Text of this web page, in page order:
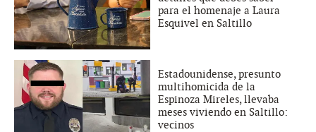
para el homenaje a Laura
Esquivel en Saltillo
Estadounidense, presunto
multihomicida de la
Espinoza Mireles, llevaba
meses viviendo en Saltillo:
vecinos